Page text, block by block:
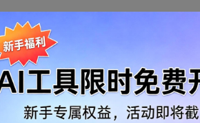
转发到动态 举报